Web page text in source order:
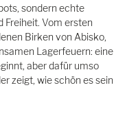
sondern echte
Freiheit. Vom ersten
Birken von Abisko,
Lagerfeuern: eine
aber dafür umso
zeigt, wie schön es sein